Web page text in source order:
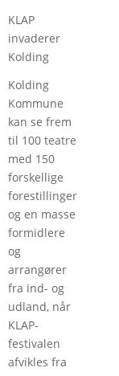
KLAP
invaderer
Kolding
Kolding
Kommune
kan se frem
til 100 teatre
med 150
forskellige
forestillinger
og en masse
formidlere
og
arrangører
fra ind- og
udland, når
KLAP-
festivalen
afvikles fra